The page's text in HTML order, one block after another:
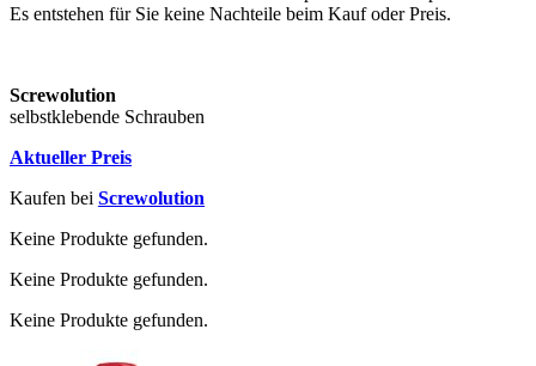
Es entstehen für Sie keine Nachteile beim Kauf oder Preis.
Screwolution
selbstklebende Schrauben
Aktueller Preis
Kaufen bei Screwolution
Keine Produkte gefunden.
Keine Produkte gefunden.
Keine Produkte gefunden.